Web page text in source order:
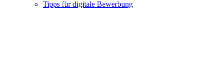
Tipps für digitale Bewerbung